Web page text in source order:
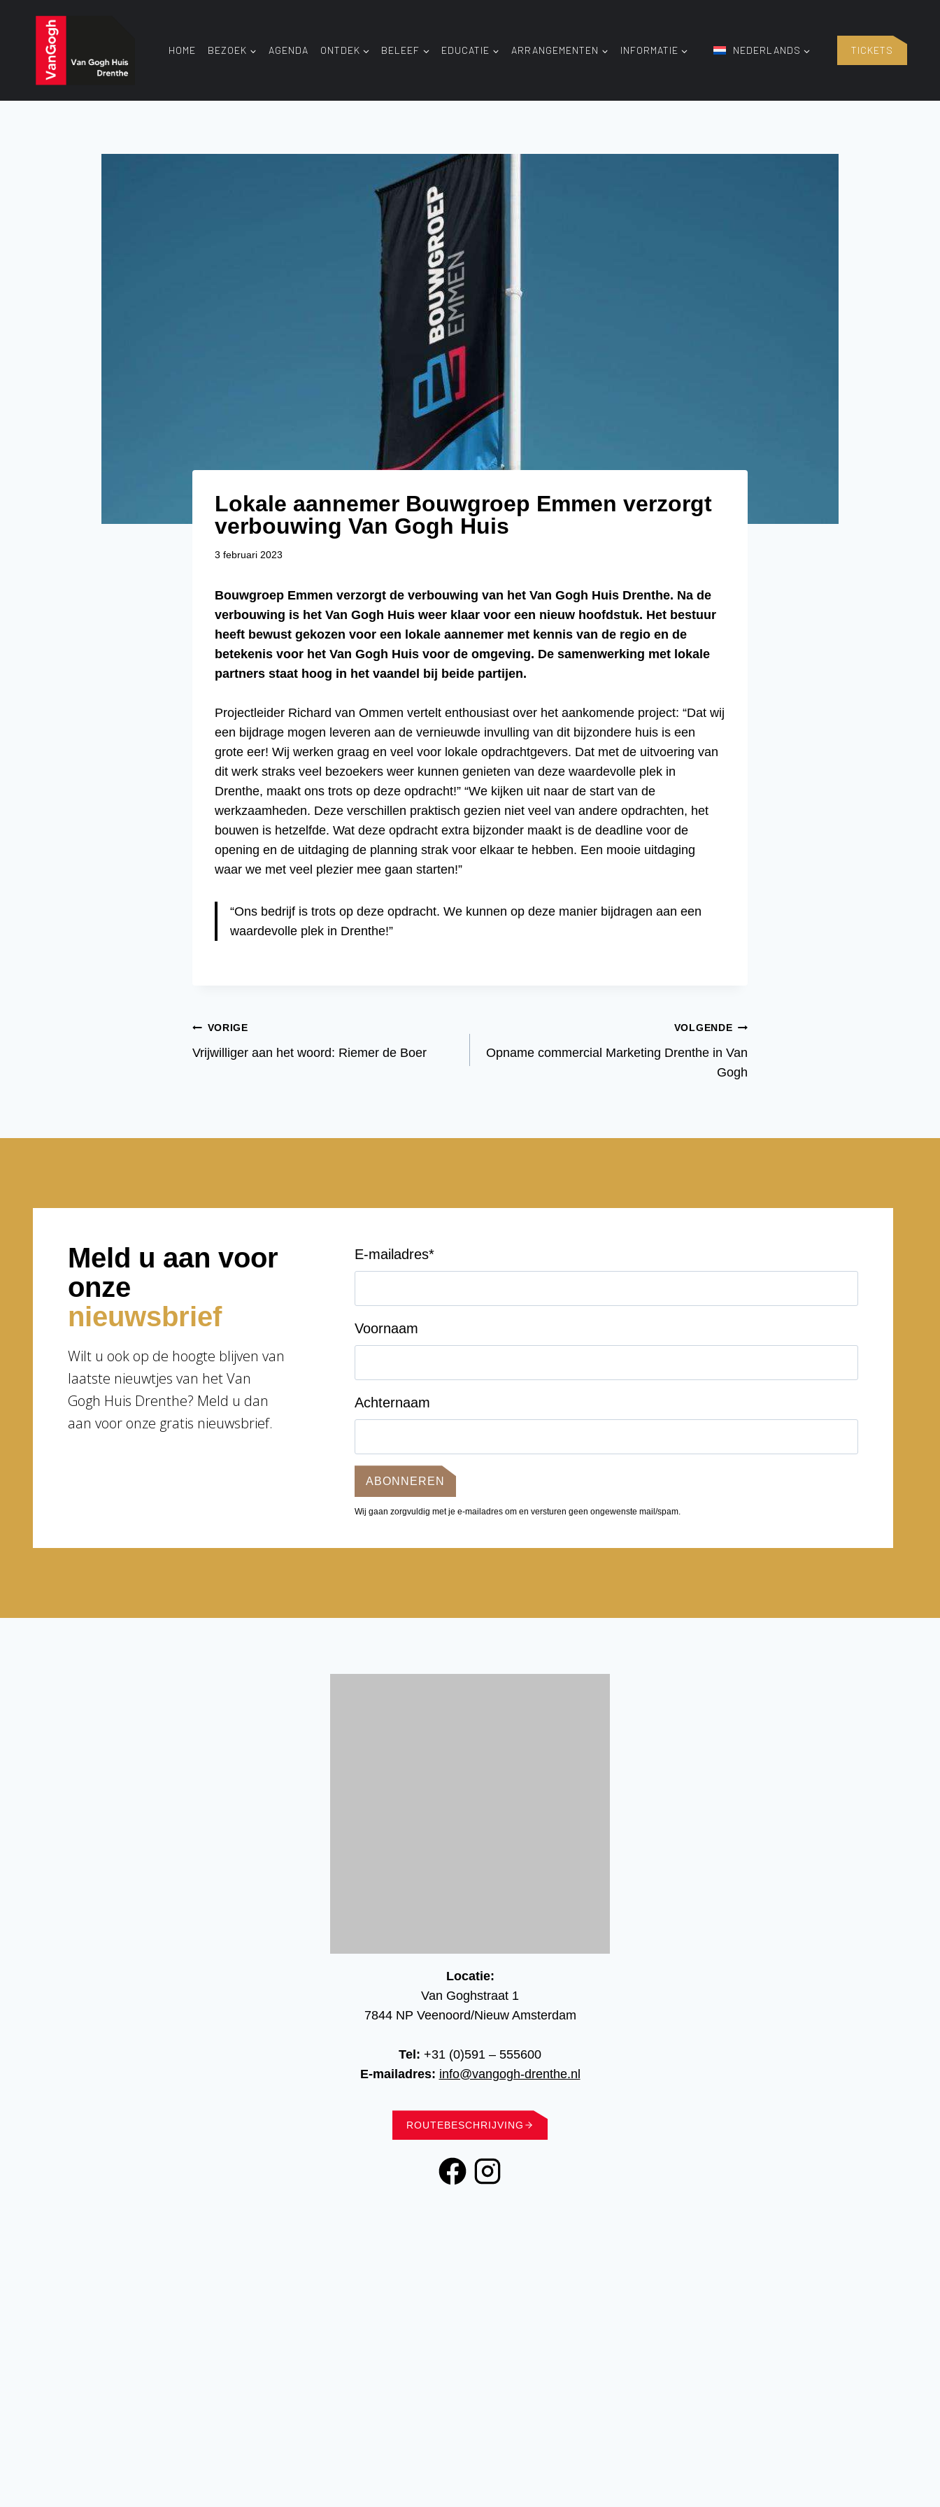
HOME BEZOEK AGENDA ONTDEK BELEEF EDUCATIE ARRANGEMENTEN INFORMATIE NEDERLANDS TICKETS
Lokale aannemer Bouwgroep Emmen verzorgt
verbouwing Van Gogh Huis
3 februari 2023
Bouwgroep Emmen verzorgt de verbouwing van het Van Gogh Huis Drenthe. Na de
verbouwing is het Van Gogh Huis weer klaar voor een nieuw hoofdstuk. Het bestuur
heeft bewust gekozen voor een lokale aannemer met kennis van de regio en de
betekenis voor het Van Gogh Huis voor de omgeving. De samenwerking met lokale
partners staat hoog in het vaandel bij beide partijen.
Projectleider Richard van Ommen vertelt enthousiast over het aankomende project: “Dat wij
een bijdrage mogen leveren aan de vernieuwde invulling van dit bijzondere huis is een
grote eer! Wij werken graag en veel voor lokale opdrachtgevers. Dat met de uitvoering van
dit werk straks veel bezoekers weer kunnen genieten van deze waardevolle plek in
Drenthe, maakt ons trots op deze opdracht!” “We kijken uit naar de start van de
werkzaamheden. Deze verschillen praktisch gezien niet veel van andere opdrachten, het
bouwen is hetzelfde. Wat deze opdracht extra bijzonder maakt is de deadline voor de
opening en de uitdaging de planning strak voor elkaar te hebben. Een mooie uitdaging
waar we met veel plezier mee gaan starten!”
“Ons bedrijf is trots op deze opdracht. We kunnen op deze manier bijdragen aan een
waardevolle plek in Drenthe!”
Bericht
navigatie
VORIGE
Vrijwilliger aan het woord: Riemer de Boer
VOLGENDE
Opname commercial Marketing Drenthe in Van
Gogh
Meld u aan voor
onze
nieuwsbrief
Wilt u ook op de hoogte blijven van
laatste nieuwtjes van het Van
Gogh Huis Drenthe? Meld u dan
aan voor onze gratis nieuwsbrief.
E-mailadres*
Voornaam
Achternaam
ABONNEREN
Wij gaan zorgvuldig met je e-mailadres om en versturen geen ongewenste mail/spam.
Locatie:
Van Goghstraat 1
7844 NP Veenoord/Nieuw Amsterdam
Tel: +31 (0)591 – 555600
E-mailadres: info@vangogh-drenthe.nl
ROUTEBESCHRIJVING